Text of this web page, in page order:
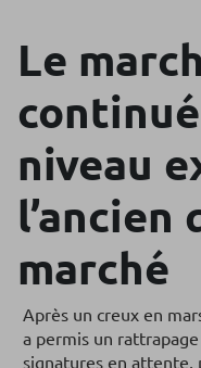
Le
niveau
marché
Après un creux en
a permis un
signatures en attente,